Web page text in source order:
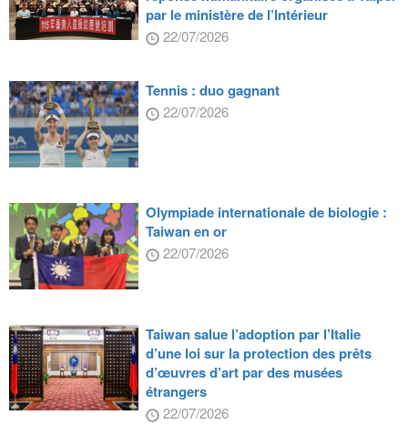
par le ministère de l’Intérieur
22/07/2026
Tennis : duo gagnant
22/07/2026
Olympiade internationale de biologie :
Taiwan en or
22/07/2026
Taiwan salue l’adoption par l’Italie
d’une loi sur la protection des prêts
d’œuvres d’art par des musées
étrangers
22/07/2026